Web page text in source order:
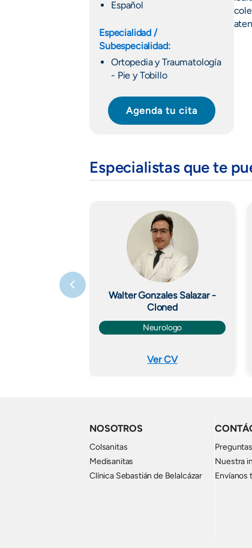
Español
Especialidad /
Subespecialidad:
Ortopedia y Traumatología
- Pie y Tobillo
Agenda tu cita
Especialistas que te
Imagen
Walter Gonzales Salazar -
Cloned
Neurologo
Ver CV
NOSOTROS
Colsanitas
Medisanitas
Clínica Sebastián de Belalcázar
Nuestra
Envíanos